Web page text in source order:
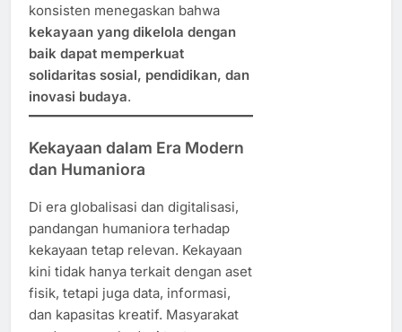
konsisten menegaskan bahwa
kekayaan yang dikelola dengan
baik dapat memperkuat
solidaritas sosial, pendidikan, dan
inovasi budaya.
Kekayaan dalam Era Modern
dan Humaniora
Di era globalisasi dan digitalisasi,
pandangan humaniora terhadap
kekayaan tetap relevan. Kekayaan
kini tidak hanya terkait dengan aset
fisik, tetapi juga data, informasi,
dan kapasitas kreatif. Masyarakat